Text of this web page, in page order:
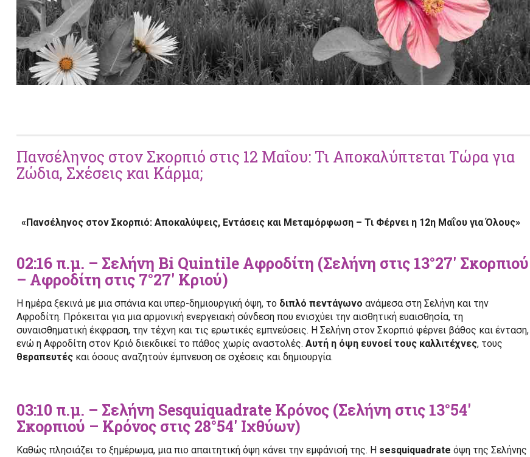
Πανσέληνος στον Σκορπιό στις 12 Μαΐου: Τι Αποκαλύπτεται Τώρα για
Ζώδια, Σχέσεις και Κάρμα;
«Πανσέληνος στον Σκορπιό: Αποκαλύψεις, Εντάσεις και Μεταμόρφωση – Τι Φέρνει η 12η Μαΐου για Όλους»
02:16 π.μ. – Σελήνη Bi Quintile Αφροδίτη (Σελήνη στις 13°27′ Σκορπιού
– Αφροδίτη στις 7°27′ Κριού)
Η ημέρα ξεκινά με μια σπάνια και υπερ-δημιουργική όψη, το διπλό πεντάγωνο ανάμεσα στη Σελήνη και την
Αφροδίτη. Πρόκειται για μια αρμονική ενεργειακή σύνδεση που ενισχύει την αισθητική ευαισθησία, τη
συναισθηματική έκφραση, την τέχνη και τις ερωτικές εμπνεύσεις. Η Σελήνη στον Σκορπιό φέρνει βάθος και ένταση,
ενώ η Αφροδίτη στον Κριό διεκδικεί το πάθος χωρίς αναστολές. Αυτή η όψη ευνοεί τους καλλιτέχνες, τους
θεραπευτές και όσους αναζητούν έμπνευση σε σχέσεις και δημιουργία.
03:10 π.μ. – Σελήνη Sesquiquadrate Κρόνος (Σελήνη στις 13°54′
Σκορπιού – Κρόνος στις 28°54′ Ιχθύων)
Καθώς πλησιάζει το ξημέρωμα, μια πιο απαιτητική όψη κάνει την εμφάνισή της. Η sesquiquadrate όψη της Σελήνης